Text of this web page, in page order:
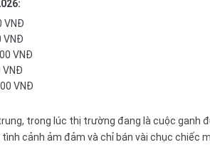
VNĐ
VNĐ
VNĐ
VNĐ
VNĐ
trong lúc thị trường đang là cuộc ganh
cảnh ảm đảm và chỉ bán vài chục chiếc